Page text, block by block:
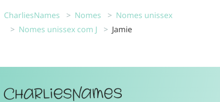
CharliesNames Nomes
Nomes unissex
Nomes unissex com J
Jamie